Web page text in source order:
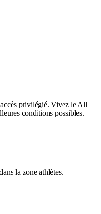
privilégié. Vivez le All
conditions possibles.
la zone athlètes.